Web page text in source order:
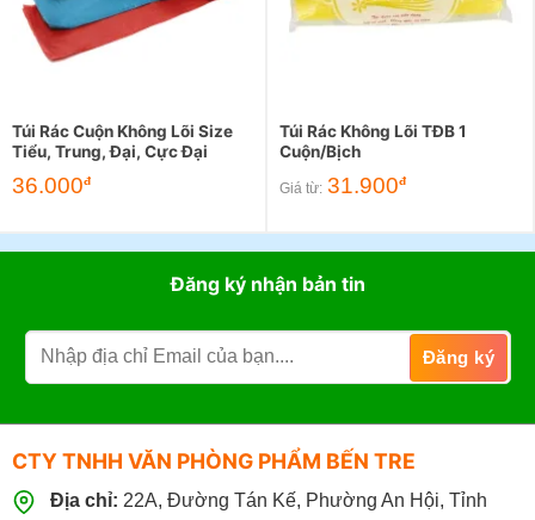
Túi Rác Cuộn Không Lõi Size
Tiểu, Trung, Đại, Cực Đại
36.000đ
Túi Rác Không Lõi TĐB 1
Cuộn/Bịch
Giá từ: 31.900đ
Đăng ký nhận bản tin
CTY TNHH VĂN PHÒNG PHẨM BẾN TRE
Địa chỉ: 22A, Đường Tán Kế, Phường An Hội, Tỉnh